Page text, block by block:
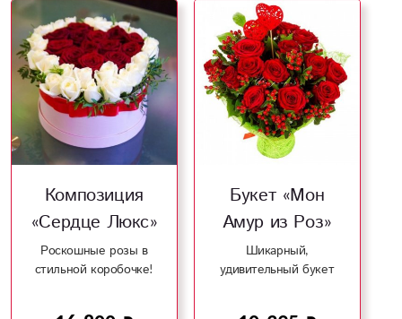
Композиция
«Сердце Люкс»
Роскошные розы в
стильной коробочке!
Букет «Мон
Амур из Роз»
Шикарный,
удивительный букет